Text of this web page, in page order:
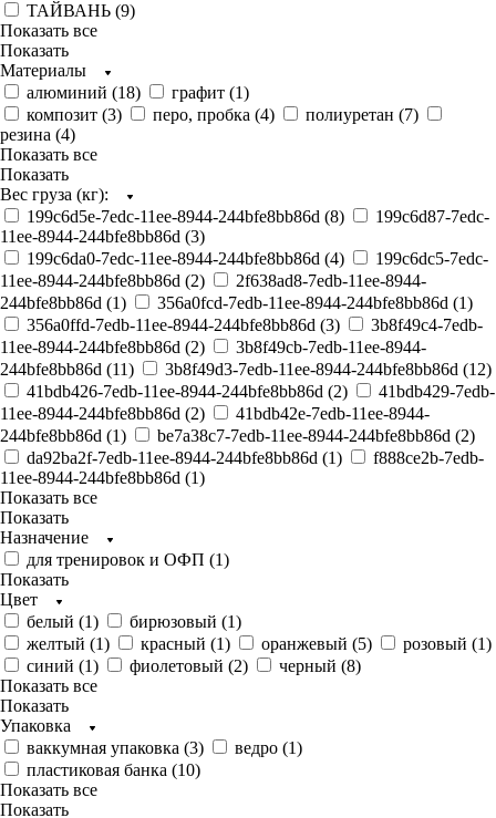
ТАЙВАНЬ (9)
Показать все
Показать
Материалы
алюминий (18) графит (1)
композит (3) перо, пробка (4) полиуретан (7)
резина (4)
Показать все
Показать
Вес груза (кг):
199c6d5e-7edc-11ee-8944-244bfe8bb86d (8)
199c6d87-7edc-
11ee-8944-244bfe8bb86d (3)
199c6da0-7edc-11ee-8944-244bfe8bb86d (4)
199c6dc5-7edc-
11ee-8944-244bfe8bb86d (2)
2f638ad8-7edb-11ee-8944-
244bfe8bb86d (1) 356a0fcd-7edb-11ee-8944-244bfe8bb86d (1)
356a0ffd-7edb-11ee-8944-244bfe8bb86d (3)
3b8f49c4-7edb-
11ee-8944-244bfe8bb86d (2)
3b8f49cb-7edb-11ee-8944-
244bfe8bb86d (11) 3b8f49d3-7edb-11ee-8944-244bfe8bb86d (12)
41bdb426-7edb-11ee-8944-244bfe8bb86d (2)
41bdb429-7edb-
11ee-8944-244bfe8bb86d (2)
41bdb42e-7edb-11ee-8944-
244bfe8bb86d (1) be7a38c7-7edb-11ee-8944-244bfe8bb86d (2)
da92ba2f-7edb-11ee-8944-244bfe8bb86d (1)
f888ce2b-7edb-
11ee-8944-244bfe8bb86d (1)
Показать все
Показать
Назначение
для тренировок и ОФП (1)
Показать
Цвет
белый (1) бирюзовый (1)
желтый (1) красный (1) оранжевый (5) розовый (1)
синий (1) фиолетовый (2) черный (8)
Показать все
Показать
Упаковка
ваккумная упаковка (3) ведро (1)
пластиковая банка (10)
Показать все
Показать